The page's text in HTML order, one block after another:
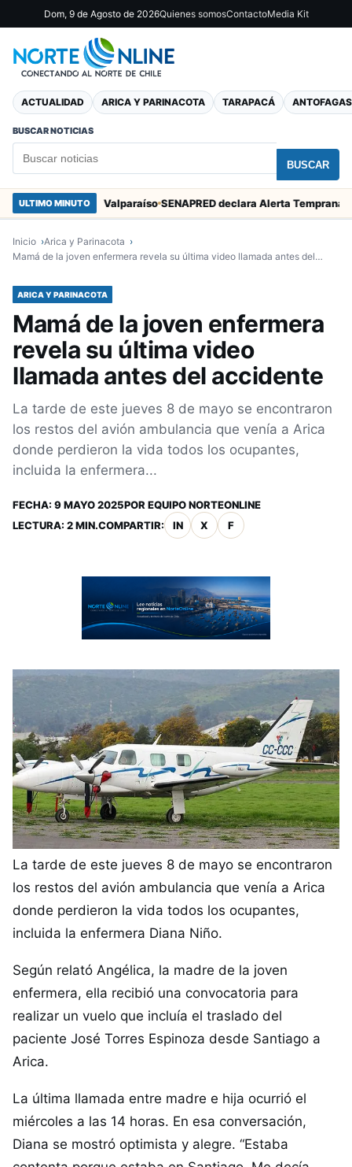
Dom, 9 de Agosto de 2026Quienes somosContactoMedia Kit
ACTUALIDAD ARICA Y PARINACOTA TARAPACÁ
BUSCAR NOTICIAS
BUSCAR
ULTIMO MINUTO
Marcos en Valparaíso
Inicio
Arica y Parinacota
Mamá de la joven enfermera revela su última video llamada antes del…
ARICA Y PARINACOTA
Mamá de la joven enfermera
revela su última video
llamada antes del accidente
La tarde de este jueves 8 de mayo se encontraron
los restos del avión ambulancia que venía a Arica
donde perdieron la vida todos los ocupantes,
incluida la enfermera...
FECHA: 9 MAYO 2025POR EQUIPO NORTEONLINE
LECTURA: 2 MIN.COMPARTIR: IN X F
La tarde de este jueves 8 de mayo se encontraron
los restos del avión ambulancia que venía a Arica
donde perdieron la vida todos los ocupantes,
incluida la enfermera Diana Niño.
Según relató Angélica, la madre de la joven
enfermera, ella recibió una convocatoria para
realizar un vuelo que incluía el traslado del
paciente José Torres Espinoza desde Santiago a
Arica.
La última llamada entre madre e hija ocurrió el
miércoles a las 14 horas. En esa conversación,
Diana se mostró optimista y alegre. “Estaba